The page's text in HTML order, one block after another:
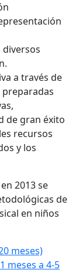
a través de
de gran éxito
recursos
y los
2013 se
de
en niños
meses)
meses a 4-5